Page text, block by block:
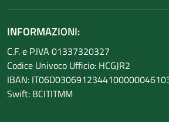
INFORMAZIONI:
C.F. e P.IVA 01337320327
Codice Univoco Ufficio: HCGJR2
IBAN:
Swift: BCITITMM